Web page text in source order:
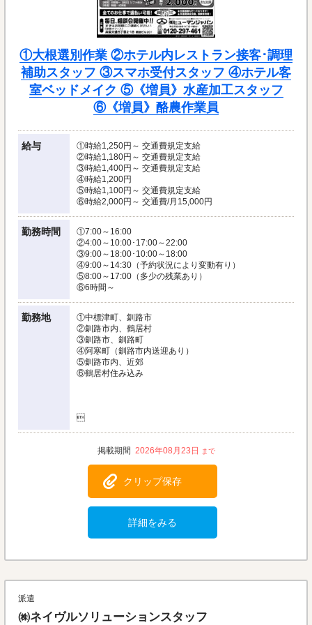
①大根選別作業 ②ホテル内レストラン接客･調理
補助スタッフ ③スマホ受付スタッフ ④ホテル客
室ベッドメイク ⑤《増員》水産加工スタッフ
⑥《増員》酪農作業員
給与
①時給1,250円～ 交通費規定支給
②時給1,180円～ 交通費規定支給
③時給1,400円～ 交通費規定支給
④時給1,200円
⑤時給1,100円～ 交通費規定支給
⑥時給2,000円～ 交通費/月15,000円
勤務時間
①7:00～16:00
②4:00～10:00･17:00～22:00
③9:00～18:00･10:00～18:00
④9:00～14:30（予約状況により変動有り）
⑤8:00～17:00（多少の残業あり）
⑥6時間～
勤務地
①中標津町、釧路市
②釧路市内、鶴居村
③釧路市、釧路町
④阿寒町（釧路市内送迎あり）
⑤釧路市内、近郊
⑥鶴居村住み込み

2026年08月23日
クリップ保存
詳細をみる
派遣
㈱ネイヴルソリューションスタッフ